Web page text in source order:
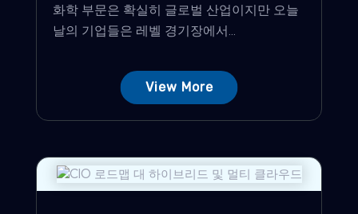
화학 부문은 확실히 글로벌 산업이지만 오늘
날의 기업들은 레벨 경기장에서...
View More